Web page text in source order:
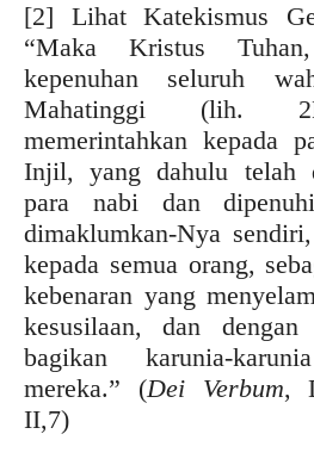
[2] Lihat Katekismus
“Maka Kristus
kepenuhan seluruh
Mahatinggi (lih.
memerintahkan kepada
Injil, yang dahulu telah
para nabi dan
dimaklumkan-Nya
kepada semua orang,
kebenaran yang
kesusilaan, dan
bagikan karunia-
mereka.” (Dei Verbum,
II,7)